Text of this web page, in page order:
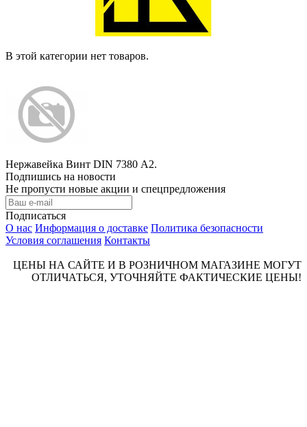
В этой категории нет товаров.
Нержавейка Винт DIN 7380 А2.
Подпишись на новости
Не пропусти новые акции и спецпредложения
Подписаться
О нас Информация о доставке Политика безопасности
Условия соглашения Контакты
ЦЕНЫ НА САЙТЕ И В РОЗНИЧНОМ МАГАЗИНЕ МОГУТ
ОТЛИЧАТЬСЯ, УТОЧНЯЙТЕ ФАКТИЧЕСКИЕ ЦЕНЫ!